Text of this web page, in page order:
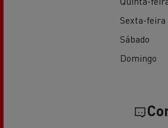
Sexta-feira
Sábado
Domingo